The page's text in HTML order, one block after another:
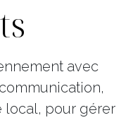
avec
local, pour gérer